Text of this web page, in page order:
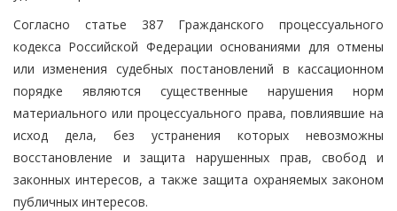
Согласно статье 387 Гражданского процессуального
кодекса Российской Федерации основаниями для отмены
или изменения судебных постановлений в кассационном
порядке являются существенные нарушения норм
материального или процессуального права, повлиявшие на
исход дела, без устранения которых невозможны
восстановление и защита нарушенных прав, свобод и
законных интересов, а также защита охраняемых законом
публичных интересов.